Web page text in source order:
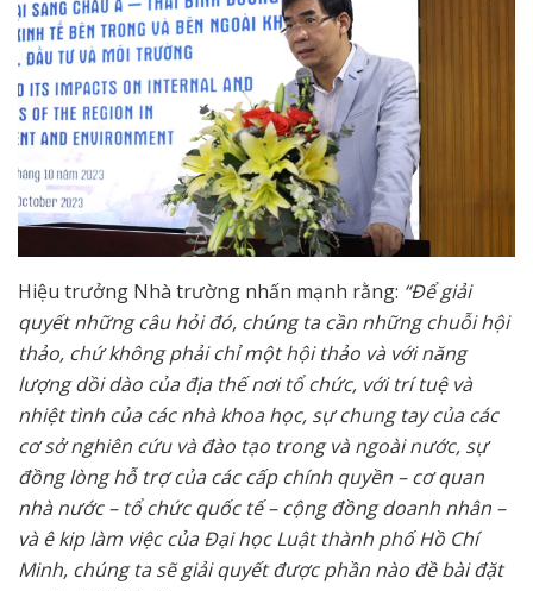
Hiệu trưởng Nhà trường nhấn mạnh rằng: “Để giải
quyết những câu hỏi đó, chúng ta cần những chuỗi hội
thảo, chứ không phải chỉ một hội thảo và với năng
lượng dồi dào của địa thế nơi tổ chức, với trí tuệ và
nhiệt tình của các nhà khoa học, sự chung tay của các
cơ sở nghiên cứu và đào tạo trong và ngoài nước, sự
đồng lòng hỗ trợ của các cấp chính quyền – cơ quan
nhà nước – tổ chức quốc tế – cộng đồng doanh nhân –
và ê kip làm việc của Đại học Luật thành phố Hồ Chí
Minh, chúng ta sẽ giải quyết được phần nào đề bài đặt